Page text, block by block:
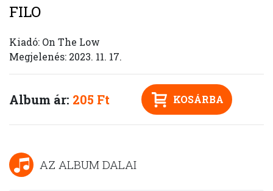
FILO
Kiadó: On The Low
Megjelenés: 2023. 11. 17.
Album ár: 205 Ft KOSÁRBA
AZ ALBUM DALAI